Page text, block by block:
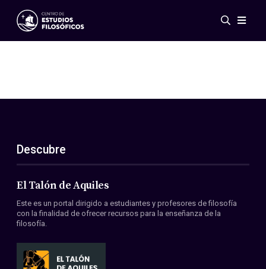
Eventos
ES
EN
Acerca de nosotros
Miembros
Convenios
Descubre
El Talón de Aquiles
Este es un portal dirigido a estudiantes y profesores de filosofía
con la finalidad de ofrecer recursos para la enseñanza de la
filosofía.